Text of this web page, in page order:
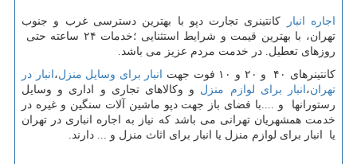
اجاره انبار
كانتینری تجارت دپو با بهترین دسترسی غرب و جنوب
تهران، با بهترین قیمت و شرایط استثنایی ؛خدمات ۲۴ ساعته حتی
روزهای تعطیل. در خدمت مردم عزیز می باشد.
کانتینرهای ۴۰ و ۲۰ و ۱۰ فوت جهت
انبار برای وسایل منزل، انبار در
تهران، انبار برای لوازم منزل و وکالاهای تجاری و اداری و وسایل
رستورانها و ....با فضای باز جهت دپو ماشین آلات سنگین و غیره در
خدمت همشهریان تهرانی می باشد که نیاز به اجاره انباری در تهران
یا انبار برای لوازم منزل یا انبار برای اثاث منزل و ... دارند.